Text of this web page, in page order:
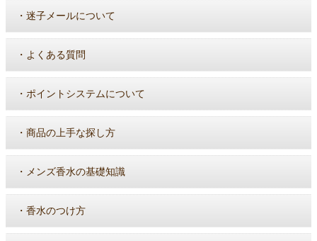
・ 迷子メールについて
・ よくある質問
・ ポイントシステムについて
・ 商品の上手な探し方
・ メンズ香水の基礎知識
・ 香水のつけ方